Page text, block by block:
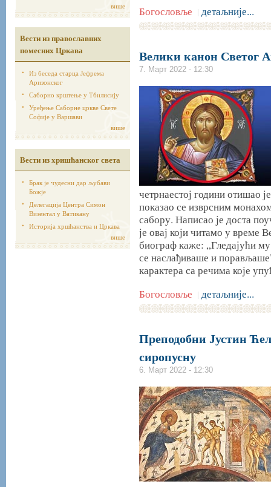
више
Вести из православних
помесних Цркава
Из беседа старца Јефрема
Аризонског
Саборно крштење у Тбилисију
Уређење Саборне цркве Свете
Софије у Варшави
више
Вести из хришћанског света
Брак је чудесни дар љубави
Божје
Делегација Центра Симон
Визентал у Ватикану
Историја хршћанства и Цркава
више
Богословље | детаљније...
Велики канон Светог
7. Март 2022 - 12:30
четрнаестој години отишао
показао се изврсним
сабору. Написао је доста
је овај који читамо у време
биограф каже: „Гледајући
се наслађиваше и
карактера са речима које
Богословље | детаљније...
Преподобни Јустин
сиропусну
6. Март 2022 - 12:30